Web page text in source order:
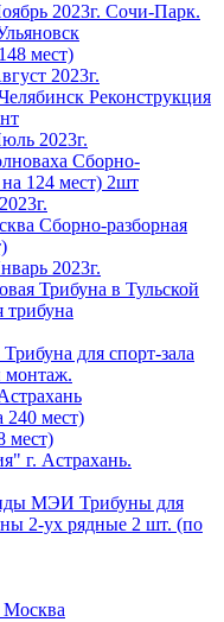
2023г. Сочи-Парк.
мест)
2023г.
Реконструкция
2023г.
Сборно-
на 124 мест) 2шт
Сборно-разборная
2023г.
Трибуна в Тульской
трибуна
Трибуна для спорт-зала
монтаж.
240 мест)
мест)
г. Астрахань.
Трибуны для
2-ух рядные 2 шт. (по
Москва